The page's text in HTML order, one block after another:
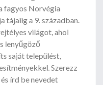
fagyos Norvégia
tájaiig a 9. században.
világot, ahol
lenyűgöző
saját települést,
Szerezz
írd be nevedet